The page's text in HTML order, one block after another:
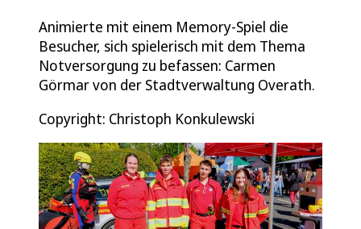
Animierte mit einem Memory-Spiel die
Besucher, sich spielerisch mit dem Thema
Notversorgung zu befassen: Carmen
Görmar von der Stadtverwaltung Overath.
Copyright: Christoph Konkulewski